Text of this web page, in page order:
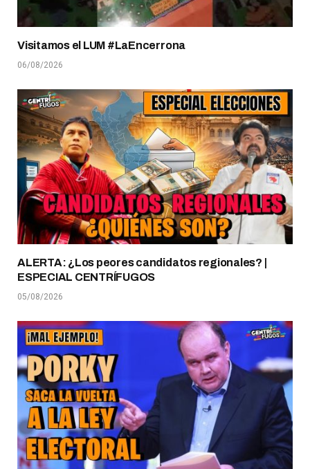
Visitamos el LUM #LaEncerrona
06/08/2026
ALERTA: ¿Los peores candidatos regionales? |
ESPECIAL CENTRÍFUGOS
05/08/2026